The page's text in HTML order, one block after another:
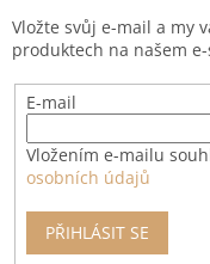
Vložte svůj e-mail a my
produktech na našem
E-mail
Vložením e-mailu
osobních údajů
PŘIHLÁSIT SE